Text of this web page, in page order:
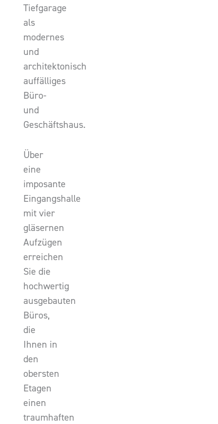
Tiefgarage
als
modernes
und
architektonisch
auffälliges
Büro-
und
Geschäftshaus.
Über
eine
imposante
Eingangshalle
mit vier
gläsernen
Aufzügen
erreichen
Sie die
hochwertig
ausgebauten
Büros,
die
Ihnen in
den
obersten
Etagen
einen
traumhaften